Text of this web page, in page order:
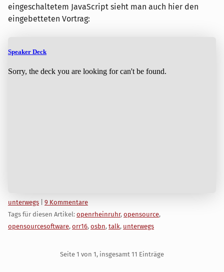
eingeschaltetem JavaScript sieht man auch hier den
eingebetteten Vortrag:
Kategorien:
unterwegs
9 Kommentare
Tags für diesen Artikel: openrheinruhr, opensource,
opensourcesoftware, orr16, osbn, talk, unterwegs
Seite 1 von 1, insgesamt 11 Einträge